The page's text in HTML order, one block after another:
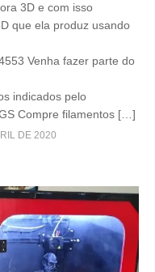
3D e com isso
que ela produz usando
Venha fazer parte do
indicados pelo
Compre filamentos […]
DE 2020